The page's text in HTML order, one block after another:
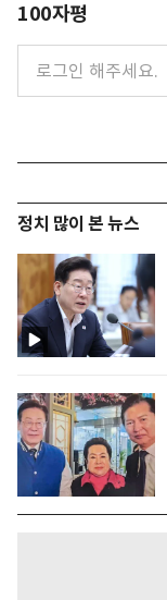
100자평
정치 많이 본 뉴스